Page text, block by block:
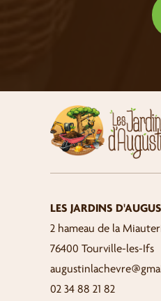
LES JARDINS
2 hameau de la
76400 Tourville-les-Ifs
02 34 88 21 82